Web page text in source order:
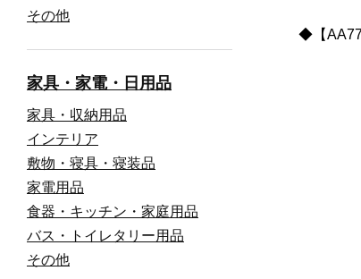
その他
家具・家電・日用品
家具・収納用品
インテリア
敷物・寝具・寝装品
家電用品
食器・キッチン・家庭用品
バス・トイレタリー用品
その他
◆【